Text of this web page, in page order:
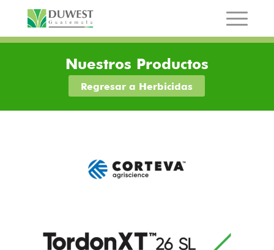
Nuestros Productos
Regresar a Herbicidas